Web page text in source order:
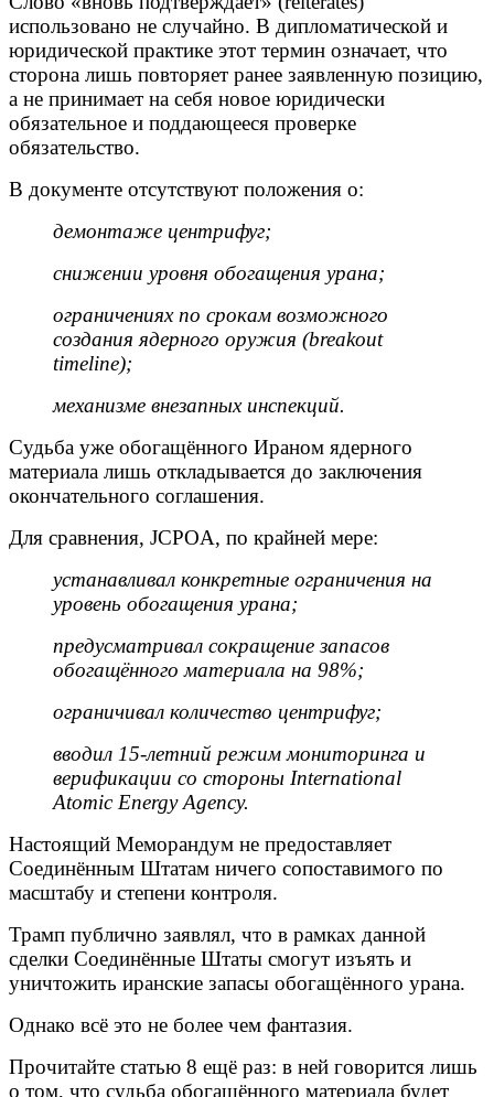
использовано не случайно. В дипломатической и
юридической практике этот термин означает, что
сторона лишь повторяет ранее заявленную позицию,
а не принимает на себя новое юридически
обязательное и поддающееся проверке
обязательство.
В документе отсутствуют положения о:
демонтаже центрифуг;
снижении уровня обогащения урана;
ограничениях по срокам возможного
создания ядерного оружия (breakout
timeline);
механизме внезапных инспекций.
Судьба уже обогащённого Ираном ядерного
материала лишь откладывается до заключения
окончательного соглашения.
Для сравнения, JCPOA, по крайней мере:
устанавливал конкретные ограничения на
уровень обогащения урана;
предусматривал сокращение запасов
обогащённого материала на 98%;
ограничивал количество центрифуг;
вводил 15-летний режим мониторинга и
верификации со стороны International
Atomic Energy Agency.
Настоящий Меморандум не предоставляет
Соединённым Штатам ничего сопоставимого по
масштабу и степени контроля.
Трамп публично заявлял, что в рамках данной
сделки Соединённые Штаты смогут изъять и
уничтожить иранские запасы обогащённого урана.
Однако всё это не более чем фантазия.
Прочитайте статью 8 ещё раз: в ней говорится лишь
о том, что судьба обогащённого материала будет